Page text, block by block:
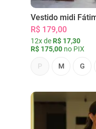
Vestido midi
R$ 179,00
12x de R$ 17,30
R$ 175,00 no PIX
P M G